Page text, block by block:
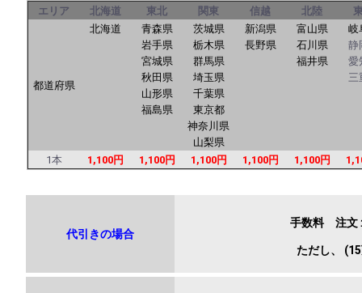
エリア 北海道 東北 関東 信越 北陸
都道府県
北海道
青森県
岩手県
宮城県
秋田県
山形県
福島県
茨城県
栃木県
群馬県
埼玉県
千葉県
東京都
神奈川県
山梨県
新潟県
長野県
富山県
石川県
福井県
岐
静
愛
三
1本 1,100円 1,100円 1,100円 1,100円 1,100円
代引きの場合
手数料 注文
ただし、